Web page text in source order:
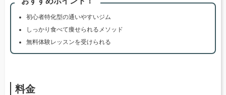
初心者特化型の通いやすいジム
しっかり食べて痩せられるメソッド
無料体験レッスンを受けられる
料金